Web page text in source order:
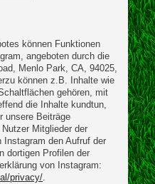
können Funktionen
angeboten durch die
Menlo Park, CA, 94025,
können z.B. Inhalte wie
gehören, mit
die Inhalte kundtun,
unsere Beiträge
Mitglieder der
den Aufruf der
dortigen Profilen der
von Instagram:
privacy/.